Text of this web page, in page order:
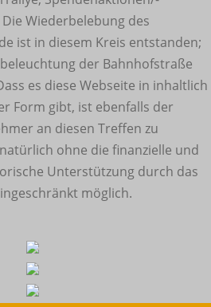
Wiederbelebung des
ist in diesem Kreis entstanden;
der Bahnhofstraße
es diese Webseite in inhaltlich
Form gibt, ist ebenfalls der
an diesen Treffen zu
ohne die finanzielle und
Unterstützung durch das
möglich.